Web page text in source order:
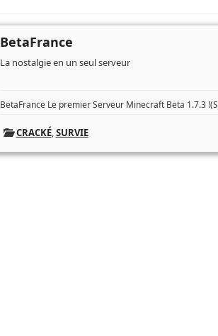
BetaFrance
La nostalgie en un seul serveur
BetaFrance Le premier Serveur Minecraft Beta 1.7.3
CRACKÉ,SURVIE